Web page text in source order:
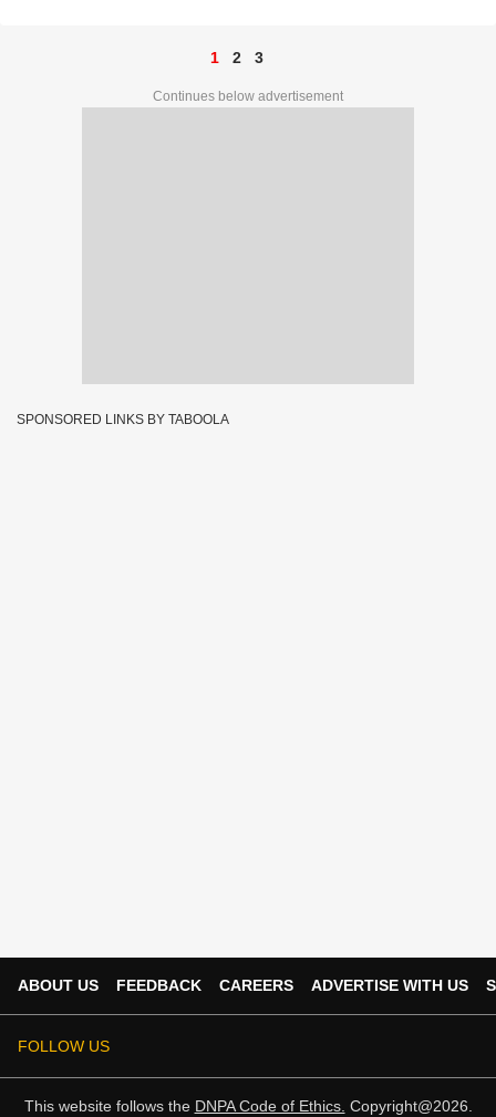
1 2 3
Continues below advertisement
SPONSORED LINKS BY TABOOLA
ABOUT US FEEDBACK CAREERS ADVERTISE WITH US
FOLLOW US
This website follows the DNPA Code of Ethics. Copyright@2026.